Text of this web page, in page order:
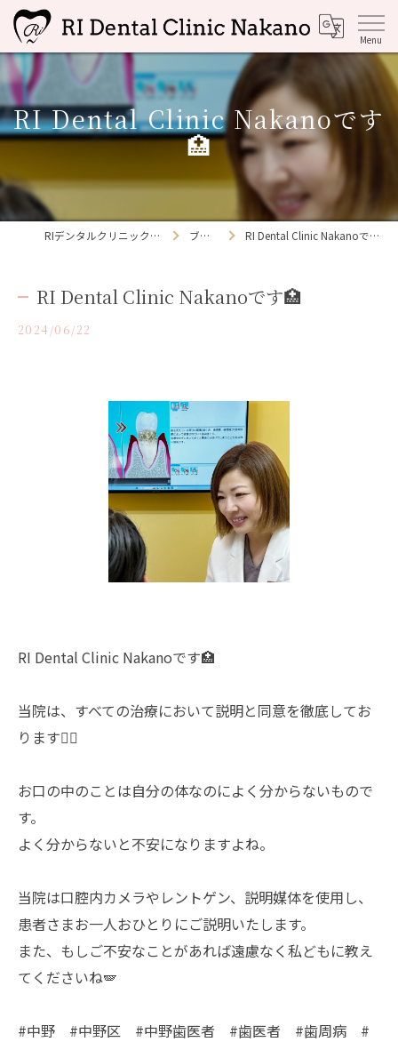
RI Dental Clinic Nakanoです
🏥
RIデンタルクリニック中野 ブログ RI Dental Clinic Nakanoです🏥
RI Dental Clinic Nakanoです🏥
2024/06/22
RI Dental Clinic Nakanoです🏥
当院は、すべての治療において説明と同意を徹底してお
ります👩‍⚕️
お口の中のことは自分の体なのによく分からないもので
す。
よく分からないと不安になりますよね。
当院は口腔内カメラやレントゲン、説明媒体を使用し、
患者さまお一人おひとりにご説明いたします。
また、もしご不安なことがあれば遠慮なく私どもに教え
てくださいね🪽
#中野 #中野区 #中野歯医者 #歯医者 #歯周病 #